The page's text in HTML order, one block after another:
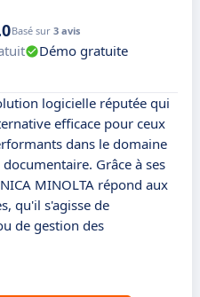
Basé sur 3 avis
Démo gratuite
logicielle réputée qui
efficace pour ceux
dans le domaine
Grâce à ses
MINOLTA répond aux
qu'il s'agisse de
de gestion des